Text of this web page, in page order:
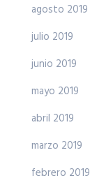
agosto 2019
julio 2019
junio 2019
mayo 2019
abril 2019
marzo 2019
febrero 2019